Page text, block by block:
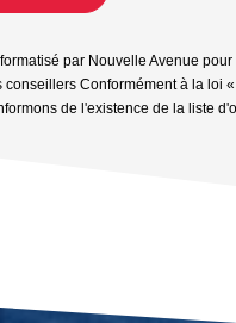
par Nouvelle Avenue
Conformément à la
de l'existence de la